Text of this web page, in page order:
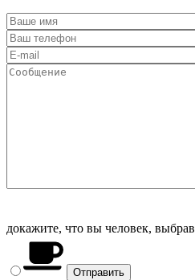
докажите, что вы человек, выбрав